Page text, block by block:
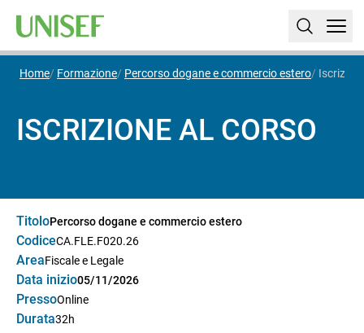
Home Formazione Percorso dogane e commercio estero
ISCRIZIONE AL CORSO
TitoloPercorso dogane e commercio estero
CodiceCA.FLE.F020.26
AreaFiscale e Legale
Data inizio05/11/2026
PressoOnline
Durata32h